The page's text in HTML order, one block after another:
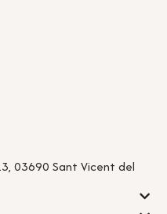
03690 Sant Vicent del